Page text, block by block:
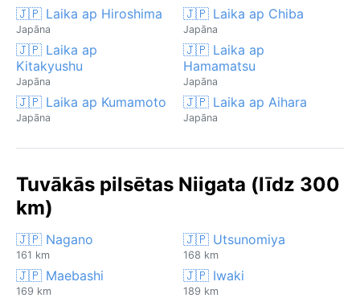
🇯🇵 Laika ap Hiroshima
Japāna
🇯🇵 Laika ap Chiba
Japāna
🇯🇵 Laika ap
Kitakyushu
Japāna
🇯🇵 Laika ap
Hamamatsu
Japāna
🇯🇵 Laika ap Kumamoto
Japāna
🇯🇵 Laika ap Aihara
Japāna
Tuvākās pilsētas Niigata (līdz 300
km)
🇯🇵 Nagano
161 km
🇯🇵 Utsunomiya
168 km
🇯🇵 Maebashi
169 km
🇯🇵 Iwaki
189 km